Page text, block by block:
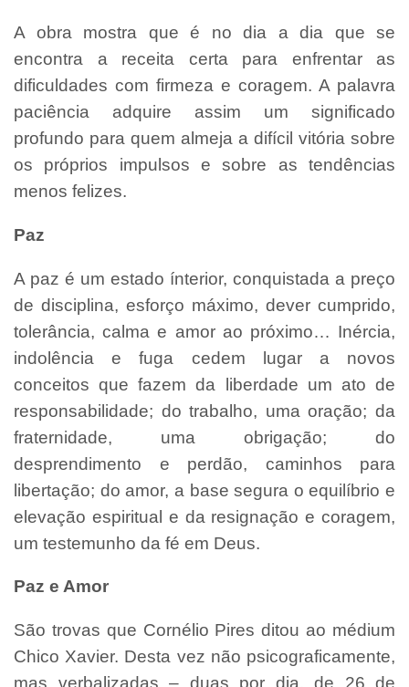
A obra mostra que é no dia a dia que se
encontra a receita certa para enfrentar as
dificuldades com firmeza e coragem. A palavra
paciência adquire assim um significado
profundo para quem almeja a difícil vitória sobre
os próprios impulsos e sobre as tendências
menos felizes.
Paz
A paz é um estado ínterior, conquistada a preço
de disciplina, esforço máximo, dever cumprido,
tolerância, calma e amor ao próximo… Inércia,
indolência e fuga cedem lugar a novos
conceitos que fazem da liberdade um ato de
responsabilidade; do trabalho, uma oração; da
fraternidade, uma obrigação; do
desprendimento e perdão, caminhos para
libertação; do amor, a base segura o equilíbrio e
elevação espiritual e da resignação e coragem,
um testemunho da fé em Deus.
Paz e Amor
São trovas que Cornélio Pires ditou ao médium
Chico Xavier. Desta vez não psicograficamente,
mas verbalizadas – duas por dia, de 26 de